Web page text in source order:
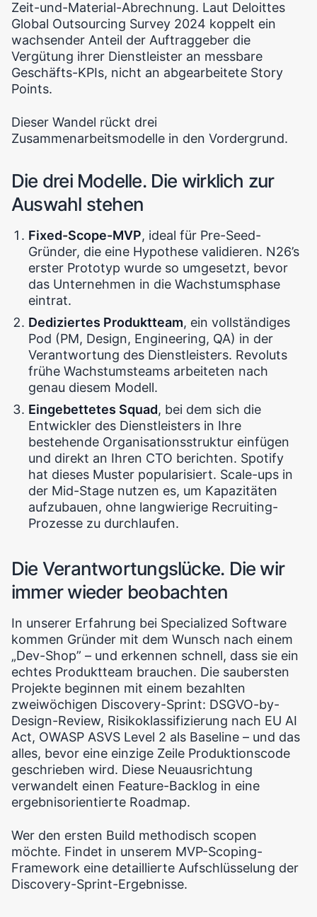
Zeit-und-Material-Abrechnung. Laut Deloittes
Global Outsourcing Survey 2024 koppelt ein
wachsender Anteil der Auftraggeber die
Vergütung ihrer Dienstleister an messbare
Geschäfts-KPIs, nicht an abgearbeitete Story
Points.
Dieser Wandel rückt drei
Zusammenarbeitsmodelle in den Vordergrund.
Die drei Modelle. Die wirklich zur
Auswahl stehen
Fixed-Scope-MVP, ideal für Pre-Seed-
Gründer, die eine Hypothese validieren. N26’s
erster Prototyp wurde so umgesetzt, bevor
das Unternehmen in die Wachstumsphase
eintrat.
Dediziertes Produktteam, ein vollständiges
Pod (PM, Design, Engineering, QA) in der
Verantwortung des Dienstleisters. Revoluts
frühe Wachstumsteams arbeiteten nach
genau diesem Modell.
Eingebettetes Squad, bei dem sich die
Entwickler des Dienstleisters in Ihre
bestehende Organisationsstruktur einfügen
und direkt an Ihren CTO berichten. Spotify
hat dieses Muster popularisiert. Scale-ups in
der Mid-Stage nutzen es, um Kapazitäten
aufzubauen, ohne langwierige Recruiting-
Prozesse zu durchlaufen.
Die Verantwortungslücke. Die wir
immer wieder beobachten
In unserer Erfahrung bei Specialized Software
kommen Gründer mit dem Wunsch nach einem
„Dev-Shop” – und erkennen schnell, dass sie ein
echtes Produktteam brauchen. Die saubersten
Projekte beginnen mit einem bezahlten
zweiwöchigen Discovery-Sprint: DSGVO-by-
Design-Review, Risikoklassifizierung nach EU AI
Act, OWASP ASVS Level 2 als Baseline – und das
alles, bevor eine einzige Zeile Produktionscode
geschrieben wird. Diese Neuausrichtung
verwandelt einen Feature-Backlog in eine
ergebnisorientierte Roadmap.
Wer den ersten Build methodisch scopen
möchte. Findet in unserem MVP-Scoping-
Framework eine detaillierte Aufschlüsselung der
Discovery-Sprint-Ergebnisse.